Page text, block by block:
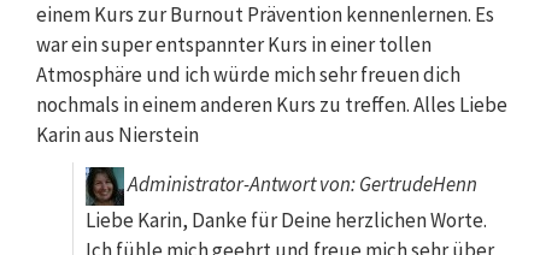
einem Kurs zur Burnout Prävention kennenlernen. Es
war ein super entspannter Kurs in einer tollen
Atmosphäre und ich würde mich sehr freuen dich
nochmals in einem anderen Kurs zu treffen. Alles Liebe
Karin aus Nierstein
Administrator-Antwort von: GertrudeHenn
Liebe Karin, Danke für Deine herzlichen Worte.